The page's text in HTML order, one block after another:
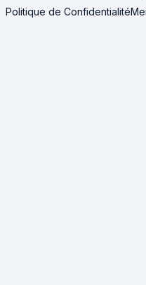
Politique de Confidentialité